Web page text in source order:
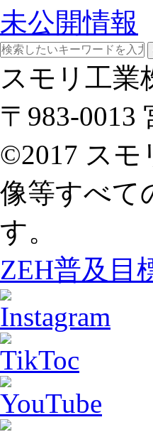
未公開情報
スモリ工業
〒983-0013
©2017 ス
像等すべて
す。
ZEH普及目